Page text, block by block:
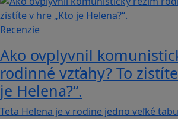
Recenzie
Ako ovplyvnil
rodinné vzťahy? To
je Helena?“.
Teta Helena je v rodine jedno veľké